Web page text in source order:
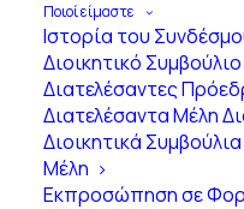
Ποιοί είμαστε
Ιστορία του
Διοικητικό
Διατελέσαντες
Διατελέσαντα Μέλη
Διοικητικά
Μέλη
Εκπροσώπηση σε